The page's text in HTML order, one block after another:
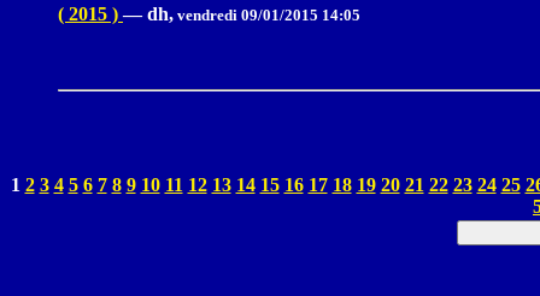
( 2015 )— dh, vendredi 09/01/2015 14:05
1 2 3 4 5 6 7 8 9 10 11 12 13 14 15 16 17 18 19 20 21 22 23 24 25